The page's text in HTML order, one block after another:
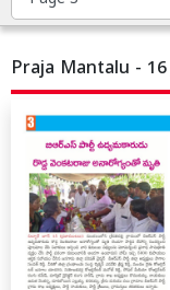
Praja Mantalu -